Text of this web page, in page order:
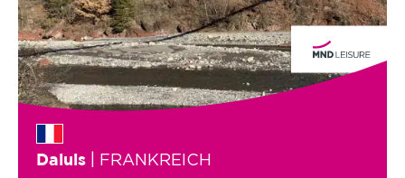
Daluis | FRANKREICH